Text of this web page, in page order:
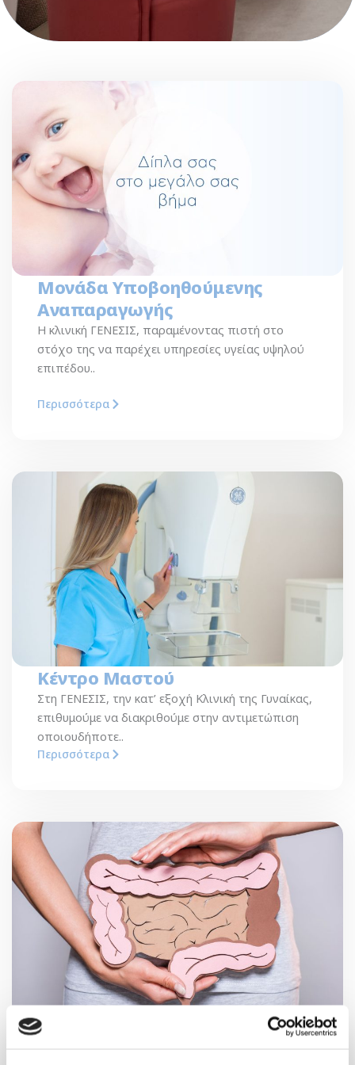
Μονάδα Υποβοηθούμενης
Αναπαραγωγής
Η κλινική ΓΕΝΕΣΙΣ, παραμένοντας πιστή στο
στόχο της να παρέχει υπηρεσίες υγείας υψηλού
επιπέδου..
Περισσότερα
Κέντρο Μαστού
Στη ΓΕΝΕΣΙΣ, την κατ’ εξοχή Κλινική της Γυναίκας,
επιθυμούμε να διακριθούμε στην αντιμετώπιση
οποιουδήποτε..
Περισσότερα
Κέντρο Παχέος Εντέρου